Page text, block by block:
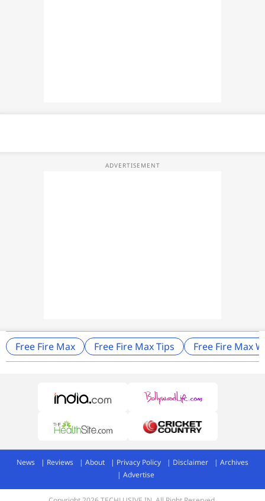
Free Fire Max Free Fire Max Tips Free Fire Max
News Reviews About Privacy Policy Disclaimer
Archives
Advertise